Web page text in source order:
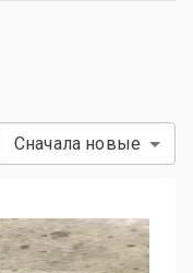
Сначала новые